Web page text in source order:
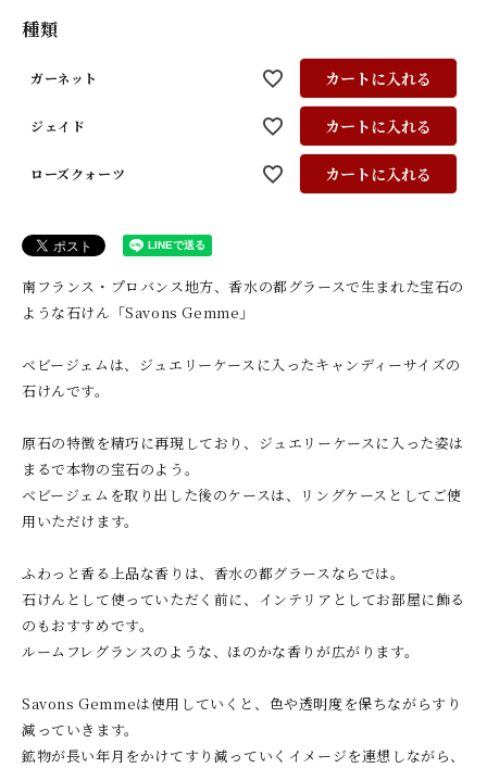
種類
ガーネット カートに入れる
ジェイド カートに入れる
ローズクォーツ カートに入れる
南フランス・プロバンス地方、香水の都グラースで生まれた宝石の
ような石けん「Savons Gemme」
ベビージェムは、ジュエリーケースに入ったキャンディーサイズの
石けんです。
原石の特徴を精巧に再現しており、ジュエリーケースに入った姿は
まるで本物の宝石のよう。
ベビージェムを取り出した後のケースは、リングケースとしてご使
用いただけます。
ふわっと香る上品な香りは、香水の都グラースならでは。
石けんとして使っていただく前に、インテリアとしてお部屋に飾る
のもおすすめです。
ルームフレグランスのような、ほのかな香りが広がります。
Savons Gemmeは使用していくと、色や透明度を保ちながらすり
減っていきます。
鉱物が長い年月をかけてすり減っていくイメージを連想しながら、